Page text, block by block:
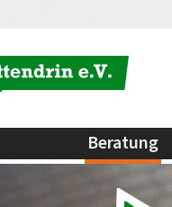
Beratung